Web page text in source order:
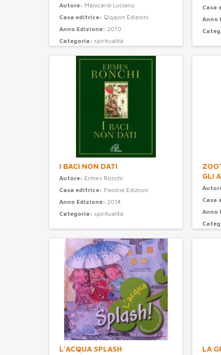
Autore: Manicardi Luciano
Casa editrice: Qiqajon Edizioni
Anno Edizione: 2010
Categoria: spiritualità
Casa
Anno
I BACI NON DATI
Autore: Ermes Ronchi
Casa editrice: Paoline Edizioni
Anno Edizione: 2014
Categoria: spiritualità
GLI
Casa
Anno
L'ACQUA SPLASH LA